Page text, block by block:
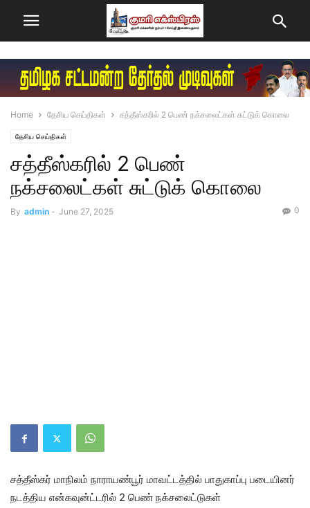
Home தேசிய செய்திகள் சத்தீஸ்கரில் 2 பெண் நக்சலைட்கள் சுட்டுக் கொலை
தேசிய செய்திகள்
சத்தீஸ்கரில் 2 பெண்
நக்சலைட்கள் சுட்டுக் கொலை
By admin - June 27, 2025 0
சத்தீஸ்கர் மாநிலம் நாராயண்பூர் மாவட்டத்தில் பாதுகாப்பு படையினர்
நடத்திய என்கவுன்ட்டரில் 2 பெண் நக்சலைட்டுகள்